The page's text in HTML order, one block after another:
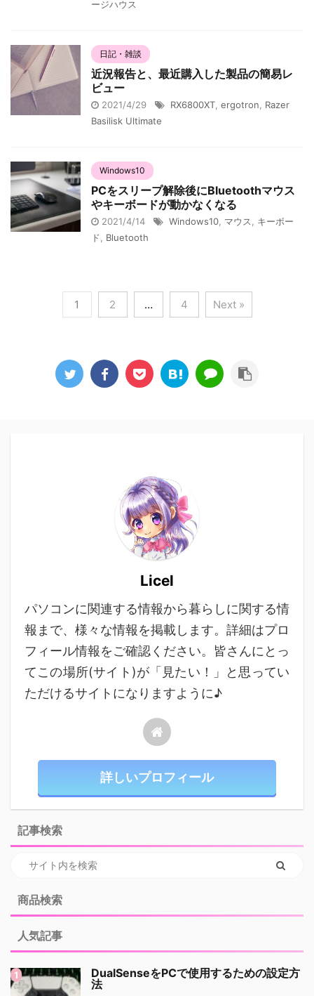
ージハウス
日記・雑談
近況報告と、最近購入した製品の簡易レ
ビュー
2021/4/29 RX6800XT ergotron
Razer
Basilisk Ultimate
Windows10
PCをスリープ解除後にBluetoothマウス
やキーボードが動かなくなる
2021/4/14 Windows10 マウス
キーボー
ド
Bluetooth
1 2 … 4 Next »
Licel
パソコンに関連する情報から暮らしに関する情
報まで、様々な情報を掲載します。詳細はプロ
フィール情報をご確認ください。皆さんにとっ
てこの場所(サイト)が「見たい！」と思ってい
ただけるサイトになりますように♪
詳しいプロフィール
記事検索
商品検索
人気記事
DualSenseをPCで使用するための設定方
法